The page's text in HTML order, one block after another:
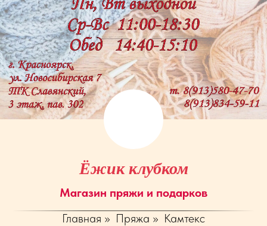
Ёжик клубком
Магазин пряжи и подарков
Главная » Пряжа » Камтекс